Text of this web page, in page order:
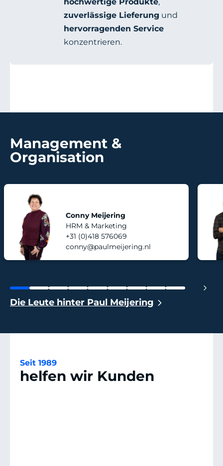
hochwertige Produkte,
zuverlässige Lieferung und
hervorragenden Service
konzentrieren.
Management &
Organisation
Conny Meijering
HRM & Marketing
+31 (0)418 576069
conny@paulmeijering.nl
Die Leute hinter Paul Meijering
previous
Seit 1989
helfen wir Kunden